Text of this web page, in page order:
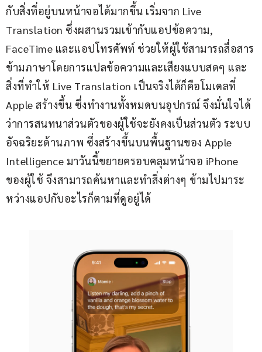
กับสิ่งที่อยู่บนหน้าจอได้มากขึ้น เริ่มจาก Live
Translation ซึ่งผสานรวมเข้ากับแอปข้อความ,
FaceTime และแอปโทรศัพท์ ช่วยให้ผู้ใช้สามารถสื่อสาร
ข้ามภาษาโดยการแปลข้อความและเสียงแบบสดๆ และ
สิ่งที่ทำให้ Live Translation เป็นจริงได้ก็คือโมเดลที่
Apple สร้างขึ้น ซึ่งทำงานทั้งหมดบนอุปกรณ์ จึงมั่นใจได้
ว่าการสนทนาส่วนตัวของผู้ใช้จะยังคงเป็นส่วนตัว ระบบ
อัจฉริยะด้านภาพ ซึ่งสร้างขึ้นบนพื้นฐานของ Apple
Intelligence มาวันนี้ขยายครอบคลุมหน้าจอ iPhone
ของผู้ใช้ จึงสามารถค้นหาและทำสิ่งต่างๆ ข้ามไปมาระ
หว่างแอปกับอะไรก็ตามที่ดูอยู่ได้